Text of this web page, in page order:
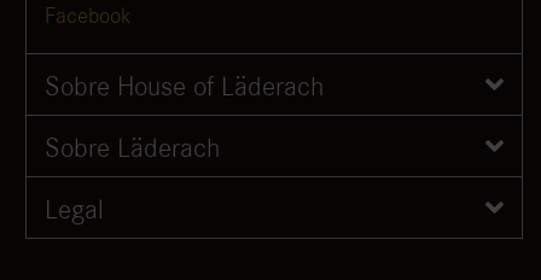
Facebook
Sobre House of Läderach
Sobre Läderach
Legal